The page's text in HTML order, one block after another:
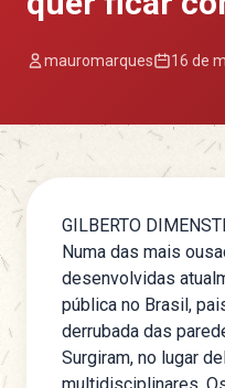
mauromarques 16 de
GILBERTO
Numa das mais
desenvolvidas
pública no Brasil,
derrubada das
Surgiram, no lugar